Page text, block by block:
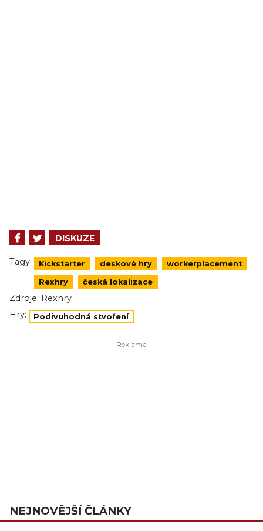
DISKUZE
Tagy: Kickstarter deskové hry workerplacement
Rexhry česká lokalizace
Zdroje: Rexhry
Hry:
Podivuhodná stvoření
NEJNOVĚJŠÍ ČLÁNKY